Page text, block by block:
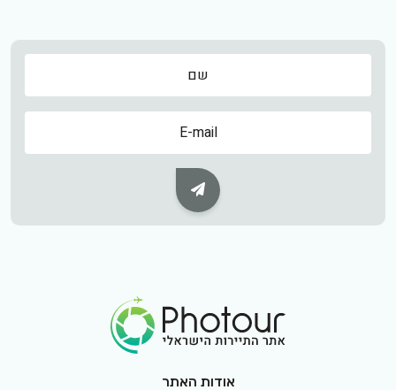
שם
שם
Subscribe Button
אודות האתר